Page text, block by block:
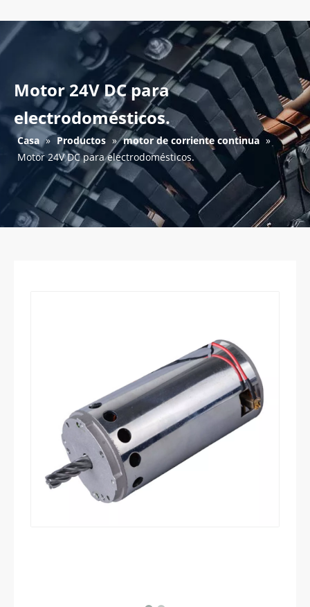
Motor 24V DC para
electrodomésticos.
Casa » Productos » motor de corriente continua »
Motor 24V DC para electrodomésticos.